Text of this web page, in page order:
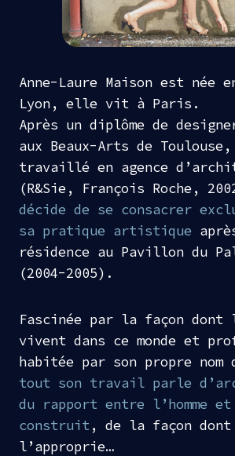
Anne-Laure Maison est née
Lyon, elle vit à Paris.
Après un diplôme de
aux Beaux-Arts de
travaillé en agence
(R&Sie, François Roche,
décide de se consacrer
sa pratique artistique
résidence au Pavillon du
(2004-2005).
Fascinée par la façon dont
vivent dans ce monde et
habitée par son propre
tout son travail parle
du rapport entre l’homme
construit , de la façon
l’approprie…